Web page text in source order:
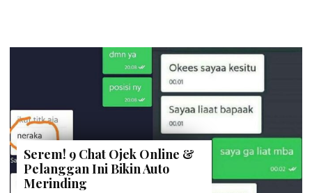
Serem! 9 Chat Ojek Online &
Pelanggan Ini Bikin Auto
Merinding